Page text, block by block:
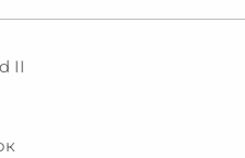
II